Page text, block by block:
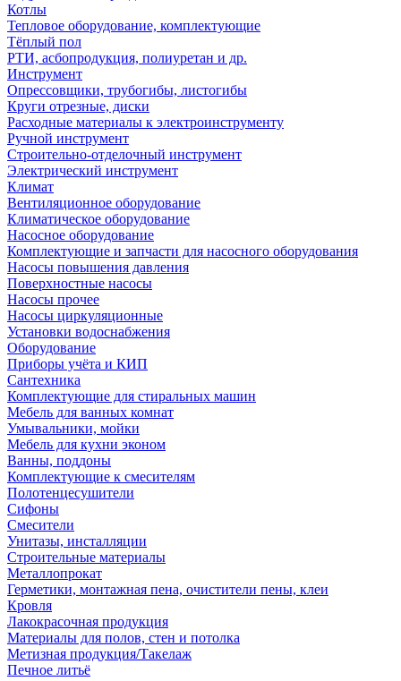
Котлы
Тепловое оборудование, комплектующие
Тёплый пол
РТИ, асбопродукция, полиуретан и др.
Инструмент
Опрессовщики, трубогибы, листогибы
Круги отрезные, диски
Расходные материалы к электроинструменту
Ручной инструмент
Строительно-отделочный инструмент
Электрический инструмент
Климат
Вентиляционное оборудование
Климатическое оборудование
Насосное оборудование
Комплектующие и запчасти для насосного оборудования
Насосы повышения давления
Поверхностные насосы
Насосы прочее
Насосы циркуляционные
Установки водоснабжения
Оборудование
Приборы учёта и КИП
Сантехника
Комплектующие для стиральных машин
Мебель для ванных комнат
Умывальники, мойки
Мебель для кухни эконом
Ванны, поддоны
Комплектующие к смесителям
Полотенцесушители
Сифоны
Смесители
Унитазы, инсталляции
Строительные материалы
Металлопрокат
Герметики, монтажная пена, очистители пены, клеи
Кровля
Лакокрасочная продукция
Материалы для полов, стен и потолка
Метизная продукция/Такелаж
Печное литьё